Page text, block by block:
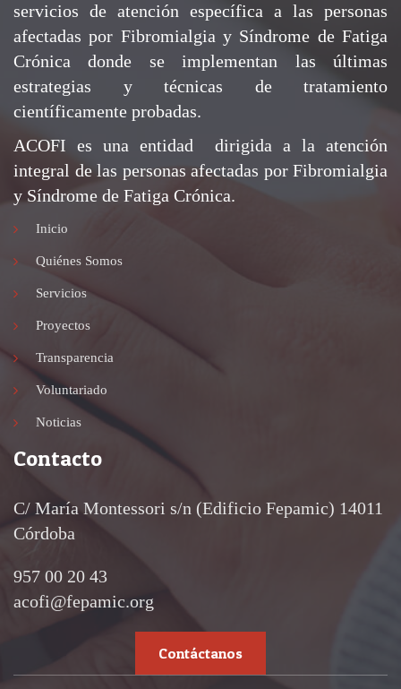
servicios de atención específica a las personas
afectadas por Fibromialgia y Síndrome de Fatiga
Crónica donde se implementan las últimas
estrategias y técnicas de tratamiento
científicamente probadas.
ACOFI es una entidad dirigida a la atención
integral de las personas afectadas por Fibromialgia
y Síndrome de Fatiga Crónica.
Inicio
Quiénes Somos
Servicios
Proyectos
Transparencia
Voluntariado
Noticias
Contacto
C/ María Montessori s/n (Edificio Fepamic) 14011
Córdoba
957 00 20 43
acofi@fepamic.org
Contáctanos